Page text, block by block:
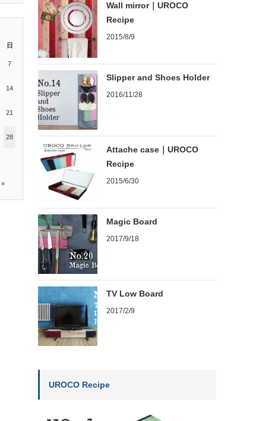
日
»
7
14
21
28
Wall mirror｜UROCO
Recipe
2015/8/9
Slipper and Shoes Holder
2016/11/28
Attache case｜UROCO
Recipe
2015/6/30
Magic Board
2017/9/18
TV Low Board
2017/2/9
UROCO Recipe